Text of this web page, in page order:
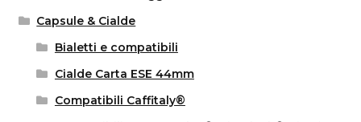
Capsule & Cialde
Bialetti e compatibili
Cialde Carta ESE 44mm
Compatibili Caffitaly®